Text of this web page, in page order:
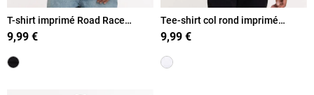
T-shirt imprimé Road Race
homme
9,99 €
Tee-shirt col rond imprimé
voiture homme
9,99 €